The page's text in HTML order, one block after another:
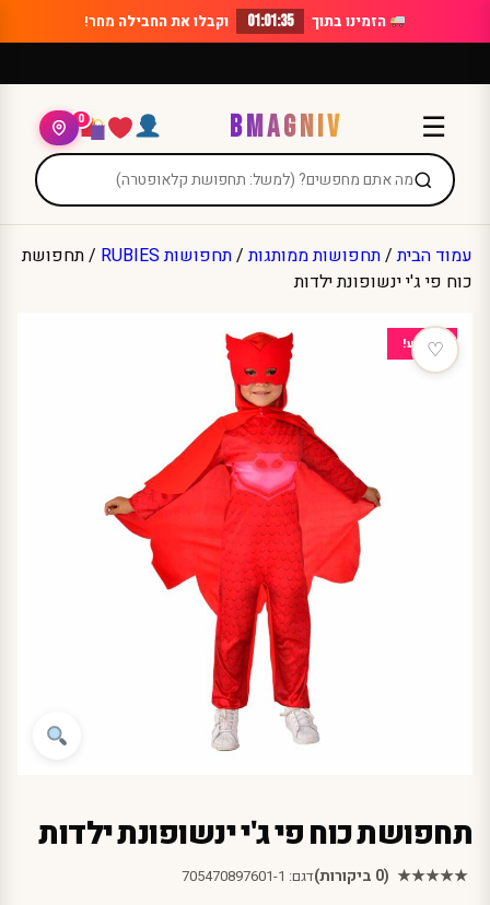
to
הזמינו בתוך 01:01:35 וקבלו את החבילה מחר!
☰
BMAGNIV
0
עמוד הבית/תחפושות ממותגות/תחפושות RUBIES
/ תחפושת
כוח פי ג'י ינשופונת ילדות
מבצע!
תחפושת כוח פי ג'י ינשופונת ילדות
♡
★★★★★ (0 ביקורות) דגם: 705470897601-1